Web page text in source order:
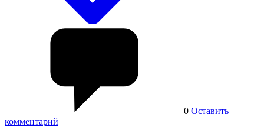
0 Оставить
комментарий